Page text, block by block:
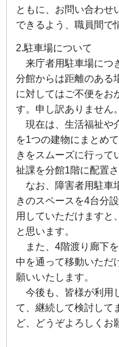
ともに、お問い合わせ
できるよう、職員間で
2.駐車場について
来庁者用駐車場につ
分館からは距離のある
に対してはご不便をお
す。申し訳ありません。
現在は、生活福祉や
を1つの建物にまとめ
きをスムーズに行って
祉課を分館1階に配置
なお、障害者用駐車
きのスペースを4台分
用していただけますと
と思います。
また、4階渡り廊下
中を通って移動いただ
願いいたします。
今後も、皆様が利用
て、継続して検討して
ど、どうぞよろしくお